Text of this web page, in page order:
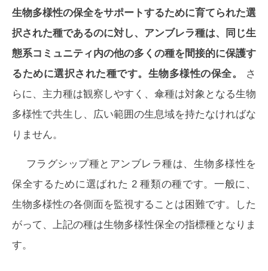
生物多様性の保全をサポートするために育てられた選
択された種であるのに対し、アンブレラ種は、同じ生
態系コミュニティ内の他の多くの種を間接的に保護す
るために選択された種です。生物多様性の保全。
さ
らに、主力種は観察しやすく、傘種は対象となる生物
多様性で共生し、広い範囲の生息域を持たなければな
りません。
フラグシップ種とアンブレラ種は、生物多様性を
保全するために選ばれた 2 種類の種です。一般に、
生物多様性の各側面を監視することは困難です。した
がって、上記の種は生物多様性保全の指標種となりま
す。